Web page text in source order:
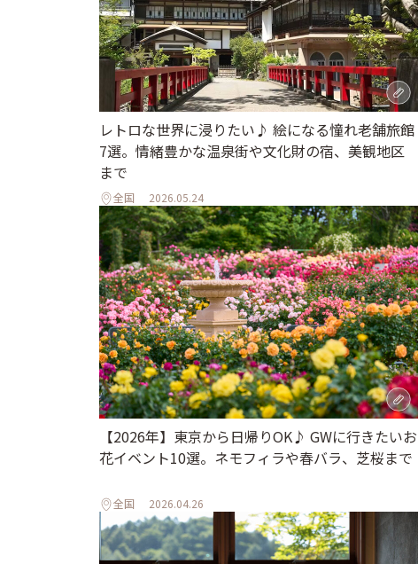
レトロな世界に浸りたい♪ 絵になる憧れ老舗旅館
7選。情緒豊かな温泉街や文化財の宿、美観地区
まで
全国 2026.05.24
【2026年】東京から日帰りOK♪ GWに行きたいお
花イベント10選。ネモフィラや春バラ、芝桜まで
全国 2026.04.26